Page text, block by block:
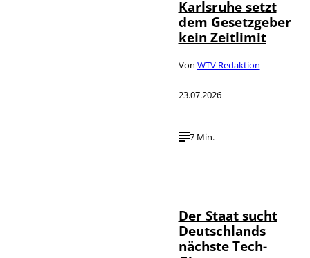
Karlsruhe setzt
dem Gesetzgeber
kein Zeitlimit
Von WTV Redaktion
23.07.2026
7 Min.
Der Staat sucht
Deutschlands
nächste Tech-